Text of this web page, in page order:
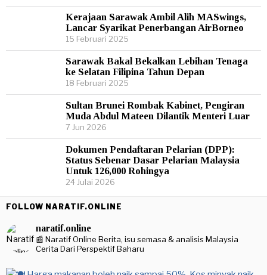
Kerajaan Sarawak Ambil Alih MASwings,
Lancar Syarikat Penerbangan AirBorneo
15 Februari 2025
Sarawak Bakal Bekalkan Lebihan Tenaga
ke Selatan Filipina Tahun Depan
18 Februari 2025
Sultan Brunei Rombak Kabinet, Pengiran
Muda Abdul Mateen Dilantik Menteri Luar
7 Jun 2026
Dokumen Pendaftaran Pelarian (DPP):
Status Sebenar Dasar Pelarian Malaysia
Untuk 126,000 Rohingya
24 Julai 2026
FOLLOW NARATIF.ONLINE
naratif.online
📰 Naratif Online Berita, isu semasa & analisis Malaysia
Cerita Dari Perspektif Baharu